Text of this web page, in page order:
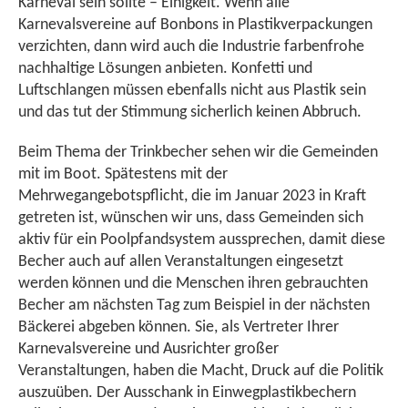
Karneval sein sollte – Einigkeit. Wenn alle
Karnevalsvereine auf Bonbons in Plastikverpackungen
verzichten, dann wird auch die Industrie farbenfrohe
nachhaltige Lösungen anbieten. Konfetti und
Luftschlangen müssen ebenfalls nicht aus Plastik sein
und das tut der Stimmung sicherlich keinen Abbruch.
Beim Thema der Trinkbecher sehen wir die Gemeinden
mit im Boot. Spätestens mit der
Mehrwegangebotspflicht, die im Januar 2023 in Kraft
getreten ist, wünschen wir uns, dass Gemeinden sich
aktiv für ein Poolpfandsystem aussprechen, damit diese
Becher auch auf allen Veranstaltungen eingesetzt
werden können und die Menschen ihren gebrauchten
Becher am nächsten Tag zum Beispiel in der nächsten
Bäckerei abgeben können. Sie, als Vertreter Ihrer
Karnevalsvereine und Ausrichter großer
Veranstaltungen, haben die Macht, Druck auf die Politik
auszuüben. Der Ausschank in Einwegplastikbechern